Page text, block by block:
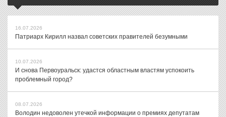
16.07.2026
Патриарх Кирилл назвал советских правителей безумными
10.07.2026
И снова Первоуральск: удастся областным властям успокоить
проблемный город?
08.07.2026
Володин недоволен утечкой информации о премиях депутатам